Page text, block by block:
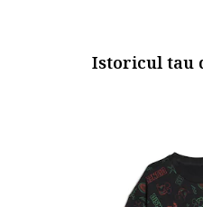
Istoricul tau